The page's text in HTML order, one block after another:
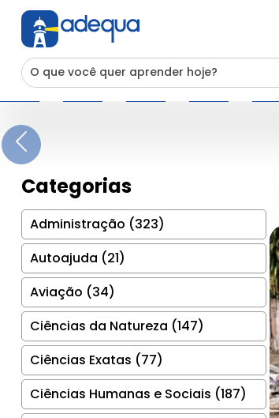
Previous
Categorias
Administração (323)
Autoajuda (21)
Aviação (34)
Ciências da Natureza (147)
Ciências Exatas (77)
Ciências Humanas e Sociais (187)